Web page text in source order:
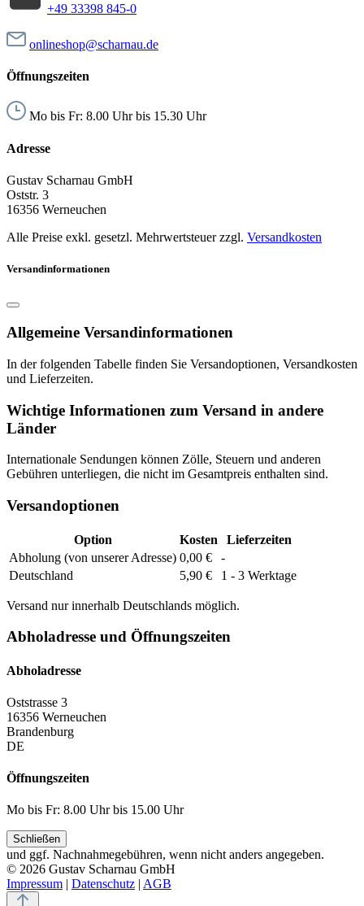
+49 33398 845-0
onlineshop@scharnau.de
Öffnungszeiten
Mo bis Fr: 8.00 Uhr bis 15.30 Uhr
Adresse
Gustav Scharnau GmbH
Oststr. 3
16356 Werneuchen
Alle Preise exkl. gesetzl. Mehrwertsteuer zzgl. Versandkosten
Versandinformationen
Allgemeine Versandinformationen
In der folgenden Tabelle finden Sie Versandoptionen, Versandkosten
und Lieferzeiten.
Wichtige Informationen zum Versand in andere
Länder
Internationale Sendungen können Zölle, Steuern und anderen
Gebühren unterliegen, die nicht im Gesamtpreis enthalten sind.
Versandoptionen
Option Kosten
Lieferzeiten
Abholung (von unserer Adresse) 0,00 €
-
Deutschland
5,90 € 1 - 3 Werktage
Versand nur innerhalb Deutschlands möglich.
Abholadresse und Öffnungszeiten
Abholadresse
Oststrasse 3
16356 Werneuchen
Brandenburg
DE
Öffnungszeiten
Mo bis Fr: 8.00 Uhr bis 15.00 Uhr
Schließen
und ggf. Nachnahmegebühren, wenn nicht anders angegeben.
© 2026 Gustav Scharnau GmbH
Impressum | Datenschutz | AGB